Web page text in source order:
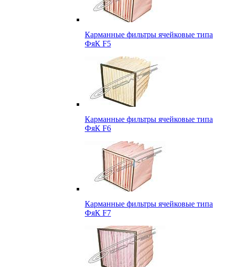
Карманные фильтры ячейковые типа
ФяК F5
Карманные фильтры ячейковые типа
ФяК F6
Карманные фильтры ячейковые типа
ФяК F7